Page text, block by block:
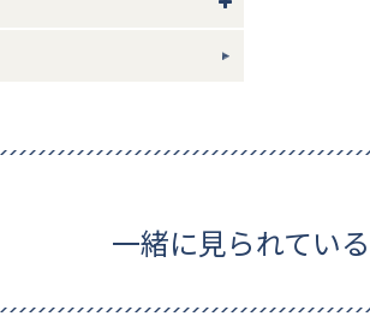
ギフトについて
一緒に見られてい